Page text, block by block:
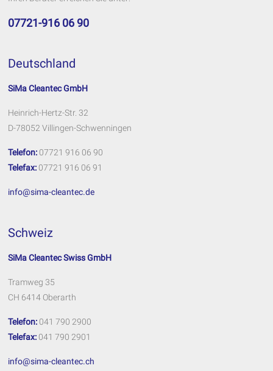
07721-916 06 90
Deutschland
SiMa Cleantec GmbH
Heinrich-Hertz-Str. 32
D-78052 Villingen-Schwenningen
Telefon: 07721 916 06 90
Telefax: 07721 916 06 91
info@sima-cleantec.de
Schweiz
SiMa Cleantec Swiss GmbH
Tramweg 35
CH 6414 Oberarth
Telefon: 041 790 2900
Telefax: 041 790 2901
info@sima-cleantec.ch